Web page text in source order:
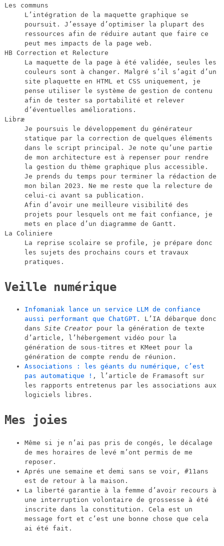
Les communs
L’intégration de la maquette graphique se
poursuit. J’essaye d’optimiser la plupart des
ressources afin de réduire autant que faire ce
peut mes impacts de la page web.
HB Correction et Relecture
La maquette de la page à été validée, seules les
couleurs sont à changer. Malgré s’il s’agit d’un
site plaquette en HTML et CSS uniquement, je
pense utiliser le système de gestion de contenu
afin de tester sa portabilité et relever
d’éventuelles améliorations.
Libræ
Je poursuis le développement du générateur
statique par la correction de quelques éléments
dans le script principal. Je note qu’une partie
de mon architecture est à repenser pour rendre
la gestion du thème graphique plus accessible.
Je prends du temps pour terminer la rédaction de
mon bilan 2023. Ne me reste que la relecture de
celui-ci avant sa publication.
Afin d’avoir une meilleure visibilité des
projets pour lesquels ont me fait confiance, je
mets en place d’un diagramme de Gantt.
La Coliniere
La reprise scolaire se profile, je prépare donc
les sujets des prochains cours et travaux
pratiques.
Veille numérique
Infomaniak lance un service LLM de confiance
aussi performant que ChatGPT. L’IA débarque donc
dans Site Creatorpour la génération de texte
d’article, l’hébergement vidéo pour la
génération de sous-titres et KMeet pour la
génération de compte rendu de réunion.
Associations : les géants du numérique, c’est
pas automatique ! , l’article de Framasoft sur
les rapports entretenus par les associations aux
logiciels libres.
Mes joies
Même si je n’ai pas pris de congés, le décalage
de mes horaires de levé m’ont permis de me
reposer.
Aprés une semaine et demi sans se voir, #11ans
est de retour à la maison.
La liberté garantie à la femme d’avoir recours à
une interruption volontaire de grossesse à été
inscrite dans la constitution. Cela est un
message fort et c’est une bonne chose que cela
ai été fait.